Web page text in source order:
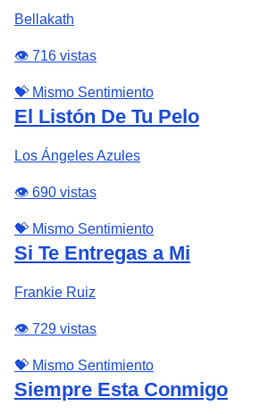
Bellakath
👁️ 716 vistas
💝 Mismo Sentimiento
El Listón De Tu Pelo
Los Ángeles Azules
👁️ 690 vistas
💝 Mismo Sentimiento
Si Te Entregas a Mi
Frankie Ruiz
👁️ 729 vistas
💝 Mismo Sentimiento
Siempre Esta Conmigo